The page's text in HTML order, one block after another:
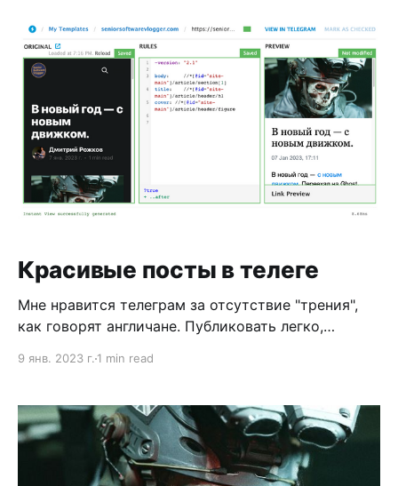
Красивые посты в телеге
Мне нравится телеграм за отсутствие "трения",
как говорят англичане. Публиковать легко,
Нельзя, например, опубликовать график в
середине поста или видео. Нельзя
отформатировать текст чтобы было приятно
читать. Да, даже лишний интерфейс съедает
9 янв. 2023 г. 1 min read